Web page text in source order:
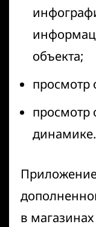
объекта;
просмотр
просмотр
динамике.
в